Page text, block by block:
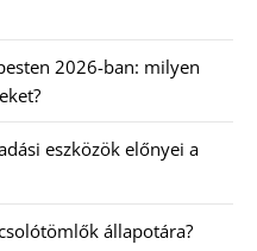
2026-ban: milyen
eszközök előnyei a
állapotára?